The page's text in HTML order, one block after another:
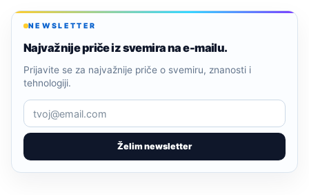
NEWSLETTER
Najvažnije priče iz svemira na e-mailu.
Želim newsletter
Prijavite se za najvažnije priče o svemiru, znanosti i
tehnologiji.